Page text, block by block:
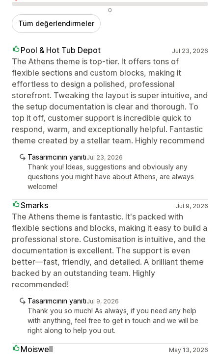
Olumsuz değerlendirmeler 0
Tüm değerlendirmeler
Pool & Hot Tub Depot Jul 23, 2026
The Athens theme is top-tier. It offers tons of
flexible sections and custom blocks, making it
effortless to design a polished, professional
storefront. Tweaking the layout is super intuitive, and
the setup documentation is clear and thorough. To
top it off, customer support is incredible quick to
respond, warm, and exceptionally helpful. Fantastic
theme created by a stellar team. Highly recommend
Tasarımcının yanıtıJul 23, 2026
Thank you! Ideas, suggestions and obviously any
questions you might have about Athens, are always
welcome!
Smarks Jul 9, 2026
The Athens theme is fantastic. It's packed with
flexible sections and blocks, making it easy to build a
professional store. Customisation is intuitive, and the
documentation is excellent. The support is even
better—fast, friendly, and detailed. A brilliant theme
backed by an outstanding team. Highly
recommended!
Tasarımcının yanıtıJul 9, 2026
Thank you so much! As always, if you need any help
with anything, feel free to get in touch and we will be
right along to help you out.
Moiswell May 13, 2026